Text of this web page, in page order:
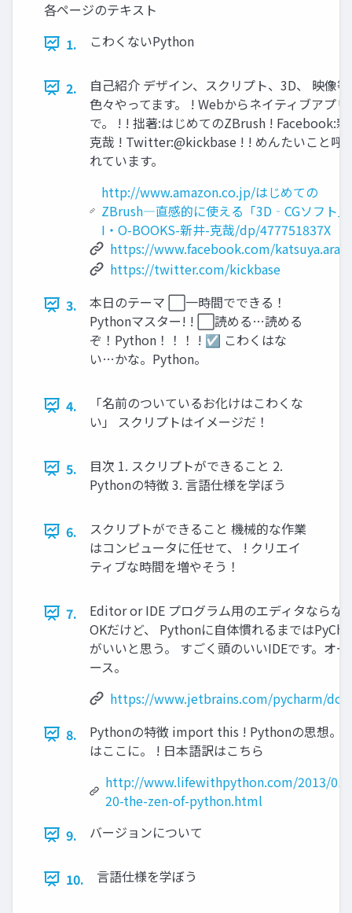
各ページのテキスト
1.
こわくないPython
2.
自己紹介 デザイン、スクリプト、3D、 映像等
色々やってます。 ! Webからネイティブアプ
で。 ! ! 拙著:はじめてのZBrush ! Facebook:
克哉 ! Twitter:@kickbase ! ! めんたいこと呼
れています。
http://www.amazon.co.jp/はじめての
ZBrush―直感的に使える「3D‐CGソフト
I・O-BOOKS-新井-克哉/dp/477751837X
https://www.facebook.com/
https://twitter.com/kickbase
3.
本日のテーマ ⬜一時間でできる！
Pythonマスター! ! ⬜読める…読める
ぞ！Python！！！ ! ☑ こわくはな
い…かな。Python。
4.
「名前のついているお化けはこわくな
い」 スクリプトはイメージだ！
5.
目次 1. スクリプトができること 2.
Pythonの特徴 3. 言語仕様を学ぼう
6.
スクリプトができること 機械的な作業
はコンピュータに任せて、 ! クリエイ
ティブな時間を増やそう！
7.
Editor or IDE プログラム用のエディタならな
OKだけど、 Pythonに自体慣れるまでは
がいいと思う。 すごく頭のいいIDEです。オ
ース。
https://www.jetbrains.com/pycharm/
8.
Pythonの特徴 import this ! Pythonの思想。
はここに。 ! 日本語訳はこちら
http://www.lifewithpython.com/2013/
20-the-zen-of-python.html
9.
バージョンについて
10. 言語仕様を学ぼう